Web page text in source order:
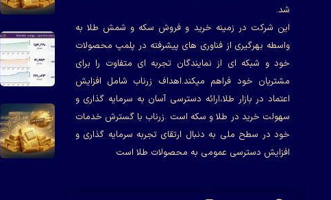
شد.
این شرکت در زمینه خرید و فروش سکه و شمش طلا به
واسطه بهرگیری از فناوری های پیشرفته در پلمپ محصولات
خود و شبکه ای از نمایندگان تجربه ای متفاوت را برای
مشتریان خود فراهم میکند.اهداف زرناب شامل افزایش
اعتماد در بازار طلا،ارائه دسترسی آسان به سرمایه گذاری و
سهولت خرید در طلا و سکه است .زرناب با گسترش خدمات
خود در سطح ملی به دنبال ارتقای تجربه سرمایه گذاری و
افزایش دسترسی عمومی به محصولات طلا است